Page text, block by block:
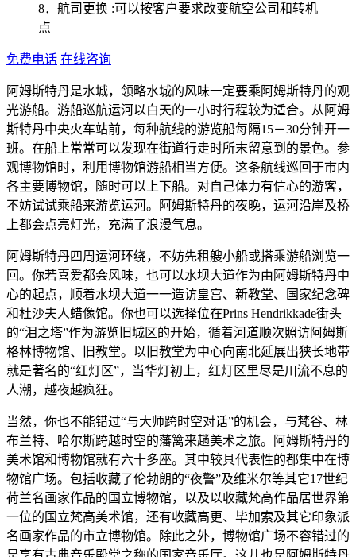
8．航司更换 :可以按客户要求改变航空公司和转机
点
免费电话 在线咨询
阿姆斯特丹是水城，领略水城的风味一定要乘阿姆斯特丹的观
光游船。游船巡航运河以白天的一小时行程较为适合。从阿姆
斯特丹中央火车站前，每种航线的游览船每隔15－30分钟开一
班。在船上常常可以发现在街道行走时所末留意到的景色。参
观博物馆时，利用博物馆游船相当方便。这条航线巡回于市内
各主要博物馆，随时可以上下船。对自己体力有信心的游客，
不妨试试乘船来游览运河。阿姆斯特丹的夜晚，运河沿岸及桥
上都会点亮灯光，充满了浪漫气息。
阿姆斯特丹四周运河环绕，不妨先租艘小船或搭乘游船浏览一
回。你若喜爱都会风味，也可以水坝大道作为由阿姆斯特丹中
心的起点，顺着水坝大道一一造访皇宫、新教堂、国家纪念碑
和杜沙夫人蜡像馆。你也可以选择位在Prins Hendrikkade街头
的“泪之塔”作为游览旧城区的开始，循着河道顺次照访阿姆斯
格林博物馆、旧教堂。以旧教堂为中心向南北延展出狭长地带
就是著名的“红灯区”，当华灯初上，红灯区里尽是川流不息的
人潮，越夜越疯狂。
当然，你也不能错过“与大师跨时空对话”的机会，与梵谷、林
布兰特、哈尔斯跨越时空的藩篱来趟美术之旅。阿姆斯特丹的
美术馆和博物馆就有六十多座。其中较具代表性的都集中在博
物馆广场。包括收藏了伦勃朗的“夜警”及维米尔等其它17世纪
荷兰名画家作品的国立博物馆，以及以收藏梵高作品居世界第
一位的国立梵高美术馆，还有收藏高更、毕加索及其它印象派
名画家作品的市立博物馆。除此之外，博物馆广场不容错过的